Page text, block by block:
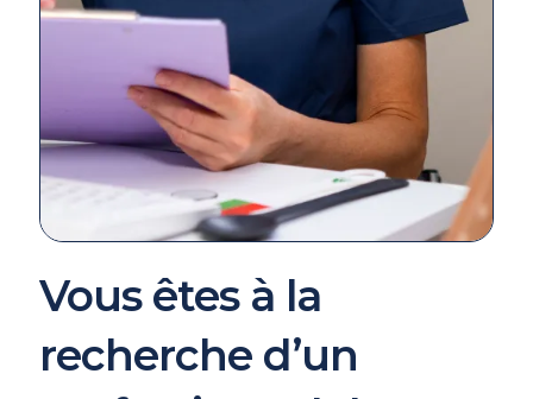
Vous êtes à la
recherche d’un